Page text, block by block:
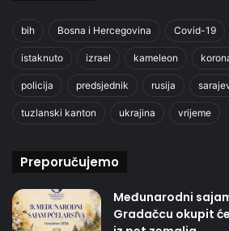
bih Bosna i Hercegovina Covid-19
istaknuto izrael kameleon
policija predsjednik rusija
tuzlanski kanton ukrajina vrijeme
Preporučujemo
Međunarodni
Gradačcu okupit